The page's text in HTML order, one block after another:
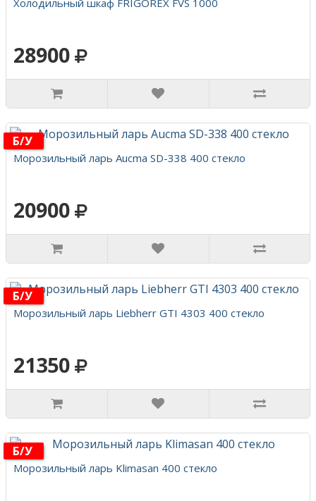
Холодильный шкаф FRIGOREX FVS 1000
28900
Б/у
Морозильный ларь Aucma SD-338 400 стекло
20900
Б/у
Морозильный ларь Liebherr GTI 4303 400 стекло
21350
Б/у
Морозильный ларь Klimasan 400 стекло